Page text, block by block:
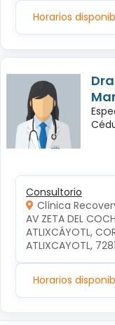
Horarios
Consultorio
Clínica
AV ZETA DEL
ATLIXCÁYOTL,
ATLIXCAYOTL,
Horarios